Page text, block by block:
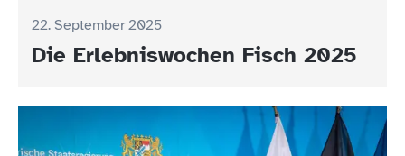
22. September 2025
Die Erlebniswochen Fisch 2025